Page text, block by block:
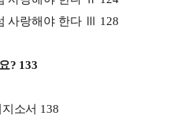
사랑해야 한다 Ⅲ 128
? 133
소서 138